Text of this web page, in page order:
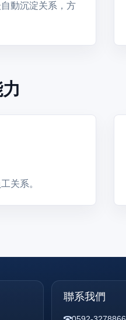
動沉淀关系，方
关系。
聯系我們